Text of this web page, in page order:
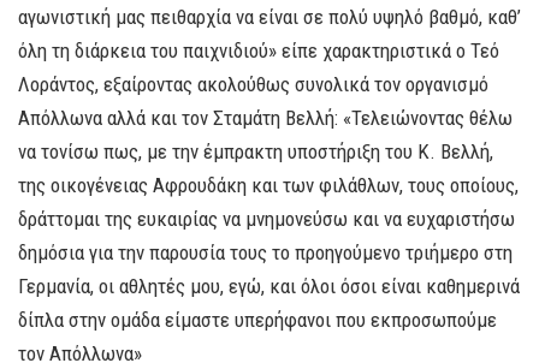
αγωνιστική μας πειθαρχία να είναι σε πολύ υψηλό βαθμό, καθ’
όλη τη διάρκεια του παιχνιδιού» είπε χαρακτηριστικά ο Τεό
Λοράντος, εξαίροντας ακολούθως συνολικά τον οργανισμό
Απόλλωνα αλλά και τον Σταμάτη Βελλή: «Τελειώνοντας θέλω
να τονίσω πως, με την έμπρακτη υποστήριξη του Κ. Βελλή,
της οικογένειας Αφρουδάκη και των φιλάθλων, τους οποίους,
δράττομαι της ευκαιρίας να μνημονεύσω και να ευχαριστήσω
δημόσια για την παρουσία τους το προηγούμενο τριήμερο στη
Γερμανία, οι αθλητές μου, εγώ, και όλοι όσοι είναι καθημερινά
δίπλα στην ομάδα είμαστε υπερήφανοι που εκπροσωπούμε
τον Απόλλωνα»